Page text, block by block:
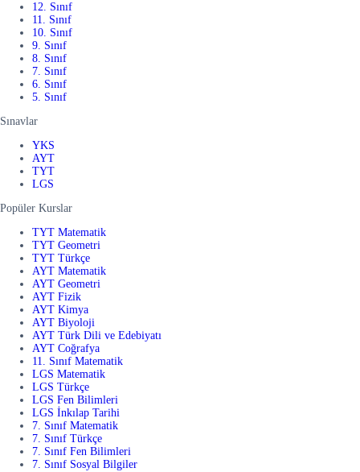
12. Sınıf
11. Sınıf
10. Sınıf
9. Sınıf
8. Sınıf
7. Sınıf
6. Sınıf
5. Sınıf
Sınavlar
YKS
AYT
TYT
LGS
Popüler Kurslar
TYT Matematik
TYT Geometri
TYT Türkçe
AYT Matematik
AYT Geometri
AYT Fizik
AYT Kimya
AYT Biyoloji
AYT Türk Dili ve Edebiyatı
AYT Coğrafya
11. Sınıf Matematik
LGS Matematik
LGS Türkçe
LGS Fen Bilimleri
LGS İnkılap Tarihi
7. Sınıf Matematik
7. Sınıf Türkçe
7. Sınıf Fen Bilimleri
7. Sınıf Sosyal Bilgiler